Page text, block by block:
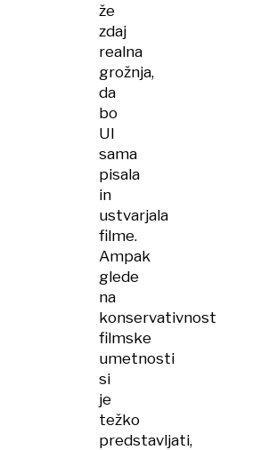
že
zdaj
realna
grožnja,
da
bo
UI
sama
pisala
in
ustvarjala
filme.
Ampak
glede
na
konservativnost
filmske
umetnosti
si
je
težko
predstavljati,